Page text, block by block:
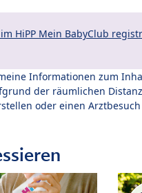
HiPP Mein BabyClub
Informationen zum
der räumlichen
oder einen